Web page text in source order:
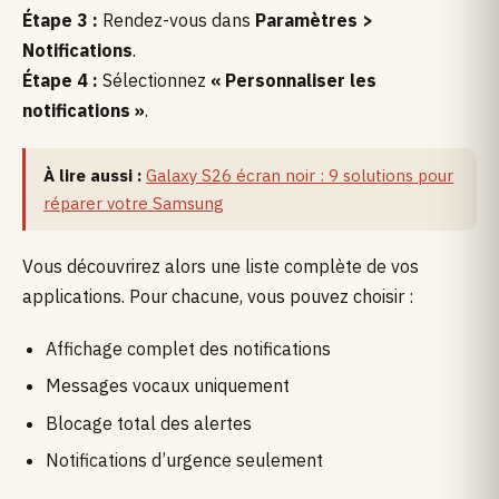
Étape 3 : Rendez-vous dans Paramètres >
Notifications.
Étape 4 : Sélectionnez « Personnaliser les
notifications ».
À lire aussi : Galaxy S26 écran noir : 9 solutions pour
réparer votre Samsung
Vous découvrirez alors une liste complète de vos
applications. Pour chacune, vous pouvez choisir :
Affichage complet des notifications
Messages vocaux uniquement
Blocage total des alertes
Notifications d’urgence seulement